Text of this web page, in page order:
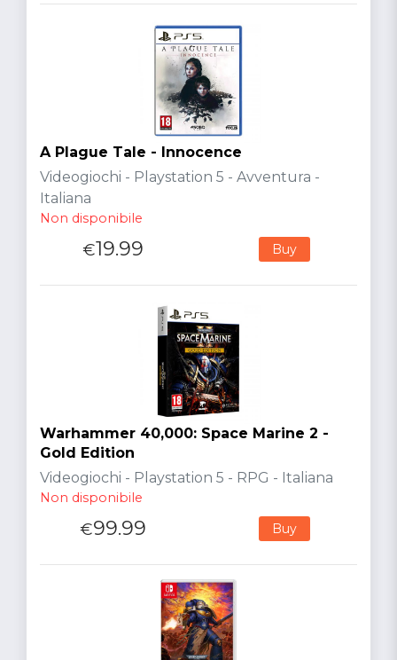
A Plague Tale - Innocence
Videogiochi - Playstation 5 - Avventura -
Italiana
Non disponibile
€19.99 Buy
Warhammer 40,000: Space Marine 2 -
Gold Edition
Videogiochi - Playstation 5 - RPG - Italiana
Non disponibile
€99.99 Buy